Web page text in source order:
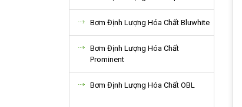
Bơm Định Lượng Hóa Chất Bluwhite
Bơm Định Lượng Hóa Chất
Prominent
Bơm Định Lượng Hóa Chất OBL